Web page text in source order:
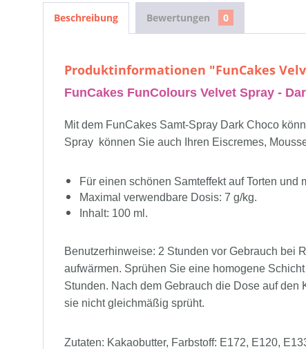
Beschreibung Bewertungen 0
Produktinformationen "FunCakes
FunCakes FunColours Velvet Spray -
Mit dem FunCakes Samt-Spray Dark Choco
Spray können Sie auch Ihren Eiscremes,
Für einen schönen Samteffekt auf Torten und
Maximal verwendbare Dosis: 7 g/kg.
Inhalt: 100 ml.
Benutzerhinweise: 2 Stunden vor Gebrauch bei
aufwärmen. Sprühen Sie eine homogene
Stunden. Nach dem Gebrauch die Dose auf
sie nicht gleichmäßig sprüht.
Zutaten: Kakaobutter, Farbstoff: E172, E120,